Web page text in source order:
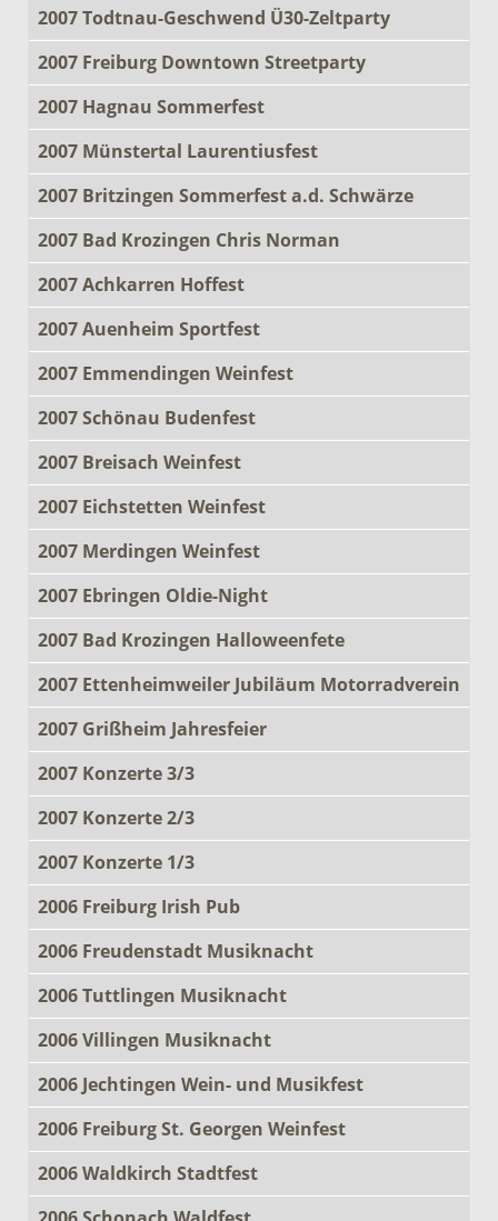
2007 Todtnau-Geschwend Ü30-Zeltparty
2007 Freiburg Downtown Streetparty
2007 Hagnau Sommerfest
2007 Münstertal Laurentiusfest
2007 Britzingen Sommerfest a.d. Schwärze
2007 Bad Krozingen Chris Norman
2007 Achkarren Hoffest
2007 Auenheim Sportfest
2007 Emmendingen Weinfest
2007 Schönau Budenfest
2007 Breisach Weinfest
2007 Eichstetten Weinfest
2007 Merdingen Weinfest
2007 Ebringen Oldie-Night
2007 Bad Krozingen Halloweenfete
2007 Ettenheimweiler Jubiläum Motorradverein
2007 Grißheim Jahresfeier
2007 Konzerte 3/3
2007 Konzerte 2/3
2007 Konzerte 1/3
2006 Freiburg Irish Pub
2006 Freudenstadt Musiknacht
2006 Tuttlingen Musiknacht
2006 Villingen Musiknacht
2006 Jechtingen Wein- und Musikfest
2006 Freiburg St. Georgen Weinfest
2006 Waldkirch Stadtfest